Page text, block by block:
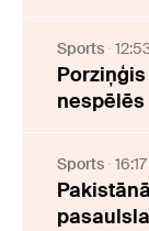
Sports
nespēlēs
Sports 16:17